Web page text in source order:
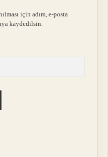
için adım, e-posta
kaydedilsin.